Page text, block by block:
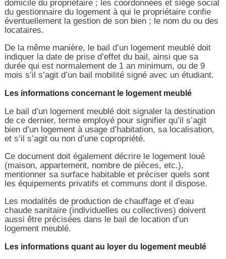
domicile du propriétaire ; les coordonnées et siège social
du gestionnaire du logement à qui le propriétaire confie
éventuellement la gestion de son bien ; le nom du ou des
locataires.
De la même manière, le bail d’un logement meublé doit
indiquer la date de prise d’effet du bail, ainsi que sa
durée qui est normalement de 1 an minimum, ou de 9
mois s’il s’agit d’un bail mobilité signé avec un étudiant.
Les informations concernant le logement meublé
Le bail d’un logement meublé doit signaler la destination
de ce dernier, terme employé pour signifier qu’il s’agit
bien d’un logement à usage d’habitation, sa localisation,
et s’il s’agit ou non d’une copropriété.
Ce document doit également décrire le logement loué
(maison, appartement, nombre de pièces, etc.),
mentionner sa surface habitable et préciser quels sont
les équipements privatifs et communs dont il dispose.
Les modalités de production de chauffage et d’eau
chaude sanitaire (individuelles ou collectives) doivent
aussi être précisées dans le bail de location d’un
logement meublé.
Les informations quant au loyer du logement meublé